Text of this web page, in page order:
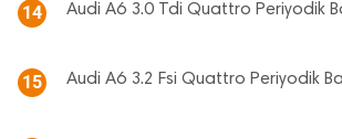
14 Audi A6 3.0 Tdi Quattro Periyodik
15 Audi A6 3.2 Fsi Quattro Periyodik